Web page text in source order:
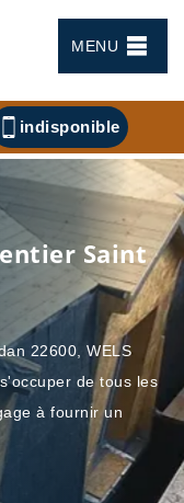
MENU
indisponible
Saint
22600, WELS
de tous les
à fournir un